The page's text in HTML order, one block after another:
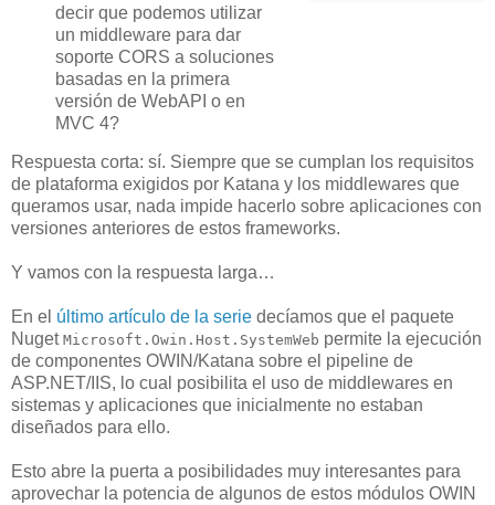
decir que podemos utilizar
un middleware para dar
soporte CORS a soluciones
basadas en la primera
versión de WebAPI o en
MVC 4?
Respuesta corta: sí. Siempre que se cumplan los requisitos
de plataforma exigidos por Katana y los middlewares que
queramos usar, nada impide hacerlo sobre aplicaciones con
versiones anteriores de estos frameworks.
Y vamos con la respuesta larga…
En el último artículo de la serie decíamos que el paquete
Nuget Microsoft.Owin.Host.SystemWeb permite la ejecución
de componentes OWIN/Katana sobre el pipeline de
ASP.NET/IIS, lo cual posibilita el uso de middlewares en
sistemas y aplicaciones que inicialmente no estaban
diseñados para ello.
Esto abre la puerta a posibilidades muy interesantes para
aprovechar la potencia de algunos de estos módulos OWIN